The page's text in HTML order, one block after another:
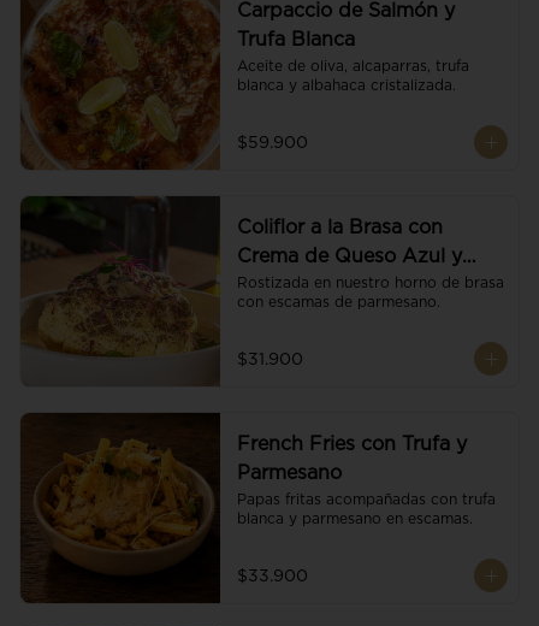
Carpaccio de Salmón y
Trufa Blanca
Aceite de oliva, alcaparras, trufa
blanca y albahaca cristalizada.
$59.900
Coliflor a la Brasa con
Crema de Queso Azul y
Vino
Rostizada en nuestro horno de brasa
con escamas de parmesano.
$31.900
French Fries con Trufa y
Parmesano
Papas fritas acompañadas con trufa
blanca y parmesano en escamas.
$33.900